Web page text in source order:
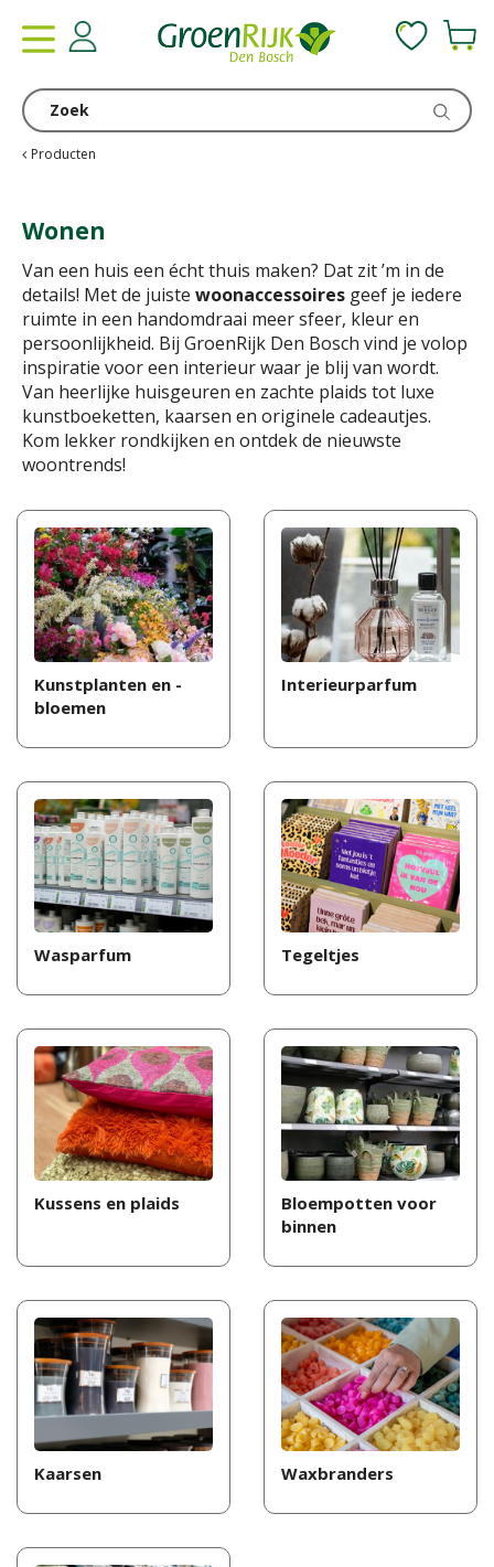
Producten
Wonen
Van een huis een écht thuis maken? Dat zit ’m in de
details! Met de juiste woonaccessoires geef je iedere
ruimte in een handomdraai meer sfeer, kleur en
persoonlijkheid. Bij GroenRijk Den Bosch vind je volop
inspiratie voor een interieur waar je blij van wordt.
Van heerlijke huisgeuren en zachte plaids tot luxe
kunstboeketten, kaarsen en originele cadeautjes.
Kom lekker rondkijken en ontdek de nieuwste
woontrends!
Kunstplanten en -
bloemen
Interieurparfum
Wasparfum Tegeltjes
Kussens en plaids
Bloempotten voor
binnen
Kaarsen Waxbranders